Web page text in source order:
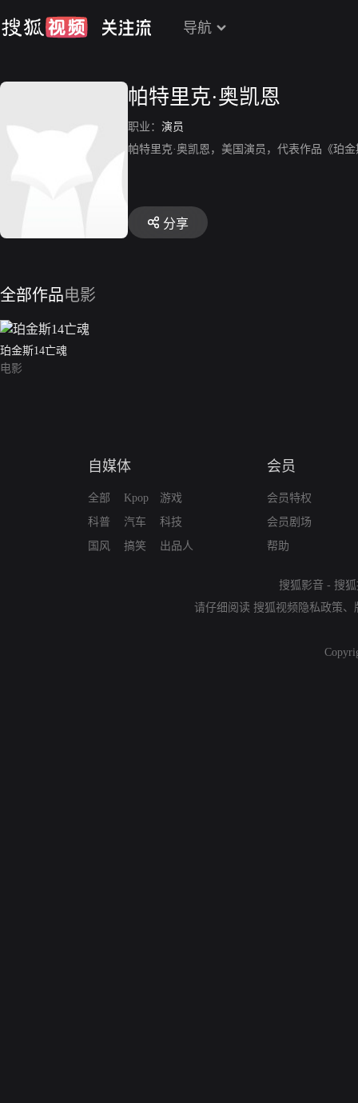
导航
帕特里克·奥凯恩
职业： 演员
帕特里克·奥凯恩，美国演员，代表作品《珀
分享
全部作品电影
珀金斯14亡魂
电影
自媒体
全部
科普
国风
Kpop
汽车
搞笑
游戏
科技
出品人
会员
会员特权
会员剧场
帮助
搜狐影音 - 搜
请仔细阅读 搜狐视频隐私政策、